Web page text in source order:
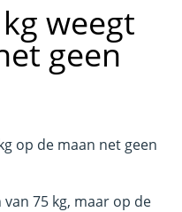
weegt
geen
op de maan net geen
75 kg, maar op de